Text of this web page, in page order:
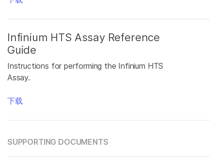
Infinium HTS Assay Reference
Guide
Instructions for performing the Infinium HTS
Assay.
下载
SUPPORTING DOCUMENTS